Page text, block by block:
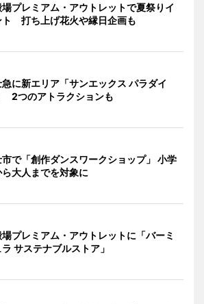
プレミアム・アウトレットで夏祭りイ
ト 打ち上げ花火や縁日企画も
に新エリア「サンエックス パラダイ
2つのアトラクションも
で「創作ダンスワークショップ」 小学
大人までを対象に
プレミアム・アウトレットに「バーミ
サステナブルストア」